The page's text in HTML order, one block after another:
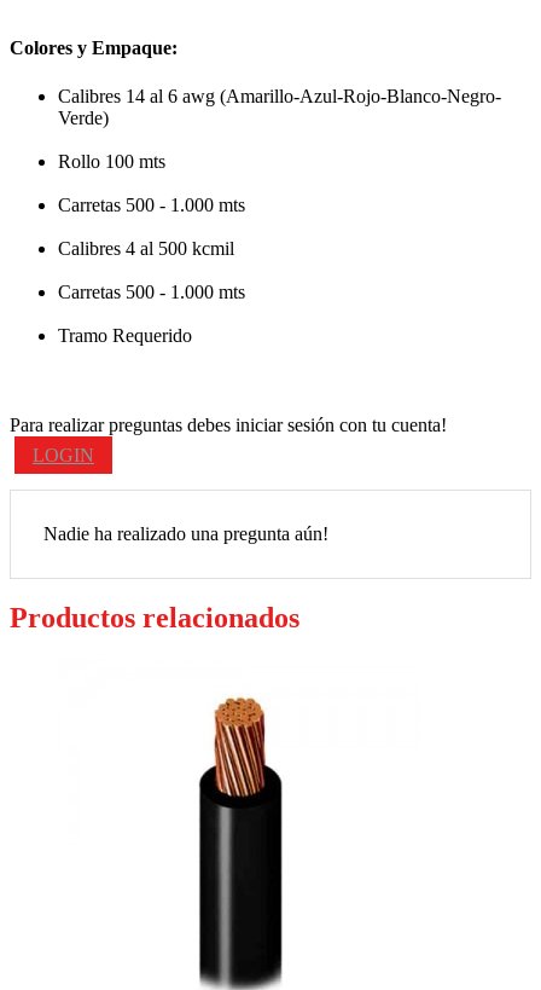
Colores y Empaque:
Calibres 14 al 6 awg (Amarillo-Azul-Rojo-Blanco-Negro-
Verde)
Rollo 100 mts
Carretas 500 - 1.000 mts
Calibres 4 al 500 kcmil
Carretas 500 - 1.000 mts
Tramo Requerido
Para realizar preguntas debes iniciar sesión con tu cuenta!
LOGIN
Nadie ha realizado una pregunta aún!
Productos relacionados